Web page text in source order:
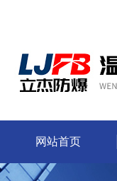
网站首页